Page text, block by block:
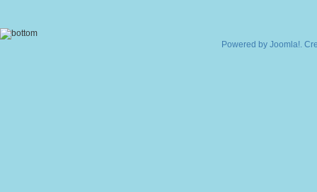
Powered by Joomla!.